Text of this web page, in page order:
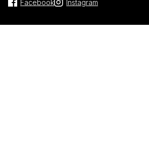
Facebook Instagram